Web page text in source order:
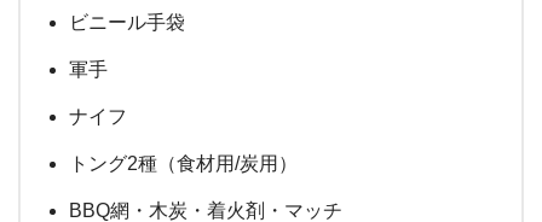
ビニール手袋
軍手
ナイフ
トング2種（食材用/炭用）
BBQ網・木炭・着火剤・マッチ